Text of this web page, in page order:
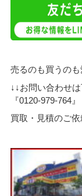
売るのも買うのも
↓↓お問い合わせ
『0120-979-764
買取・見積のご